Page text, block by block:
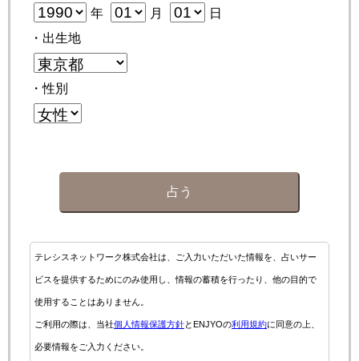
年 月
日
・出生地
・性別
占う
テレシスネットワーク株式会社は、ご入力いただいた情報を、占いサー
ビスを提供するためにのみ使用し、情報の蓄積を行ったり、他の目的で
使用することはありません。
ご利用の際は、当社個人情報保護方針とENJYOの利用規約に同意の上、
必要情報をご入力ください。